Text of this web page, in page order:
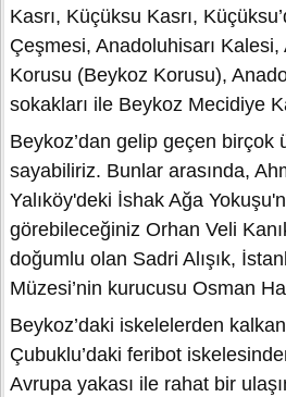
Kasrı, Küçüksu Kasrı,
Çeşmesi, Anadoluhisarı
Korusu (Beykoz Korusu),
sokakları ile Beykoz Mecidiye
Beykoz’dan gelip geçen birçok
sayabiliriz. Bunlar arasında,
Yalıköy'deki İshak Ağa
görebileceğiniz Orhan Veli
doğumlu olan Sadri Alışık,
Müzesi’nin kurucusu Osman
Beykoz’daki iskelelerden
Çubuklu’daki feribot
Avrupa yakası ile rahat bir